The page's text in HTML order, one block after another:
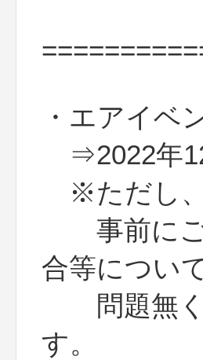
・エアイベ
⇒2022年
※ただし、
事前にご
合等につい
問題無く
す。